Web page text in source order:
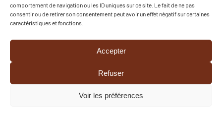
comportement de navigation ou les ID uniques sur ce site. Le fait de ne pas
consentir ou de retirer son consentement peut avoir un effet négatif sur certaines
caractéristiques et fonctions.
Accepter
Refuser
Voir les préférences
VOIR TOUS LES ÉVÉNEMENTS
28 août 2026
Découverte des abeilles en famille